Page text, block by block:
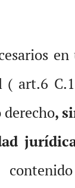
en
( art.6
,